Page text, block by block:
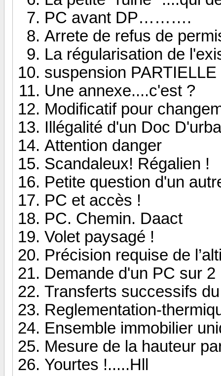
PC avant DP……….
Arrete de refus de
La régularisation de
suspension
Une annexe....c'est ?
Modificatif pour
Illégalité d'un Doc
Attention danger
Scandaleux! Régalien !
Petite question d'un
PC et accès !
PC. Chemin. Daact
Volet paysagé !
Précision requise de
Demande d'un PC sur 2
Transferts successifs
Reglementation-
Ensemble immobilier
Mesure de la hauteur
Yourtes !.....Hll